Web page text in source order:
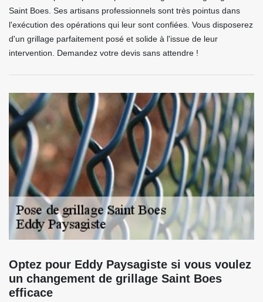
Saint Boes. Ses artisans professionnels sont très pointus dans
l'exécution des opérations qui leur sont confiées. Vous disposerez
d'un grillage parfaitement posé et solide à l'issue de leur
intervention. Demandez votre devis sans attendre !
Optez pour Eddy Paysagiste si vous voulez
un changement de grillage Saint Boes
efficace